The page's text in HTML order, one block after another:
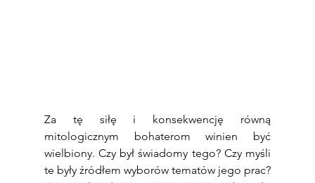
Za tę siłę i konsekwencję równą
mitologicznym bohaterom winien być
wielbiony. Czy był świadomy tego? Czy myśli
te były źródłem wyborów tematów jego prac?